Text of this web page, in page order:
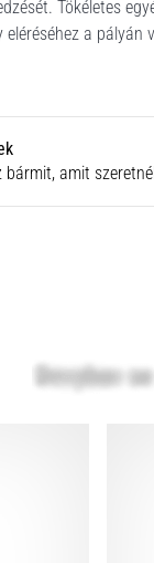
Tökéletes
a pályán
bármit, amit